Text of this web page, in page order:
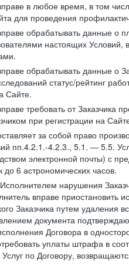
в любое время, в том
для проведения
обрабатывать данные о
настоящих
обрабатывать данные о
статус/рейтинг
Сайте.
требовать от Заказчика
при регистрации на
за собой право
пп.4.2.1.-4.2.3., 5.1. — 5.5.
электронной почты) с
6 астрономических часов.
нарушения
вправе приостановить
Заказчика путем
документа
Договора в
уплаты штрафа в
по Договору,